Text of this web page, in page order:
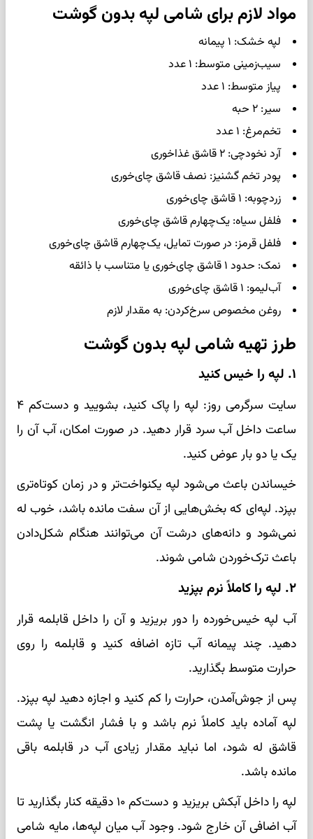
مواد لازم برای شامی لپه بدون گوشت
لپه خشک: ۱ پیمانه
سیب‌زمینی متوسط: ۱ عدد
پیاز متوسط: ۱ عدد
سیر: ۲ حبه
تخم‌مرغ: ۱ عدد
آرد نخودچی: ۲ قاشق غذاخوری
پودر تخم گشنیز: نصف قاشق چای‌خوری
زردچوبه: ۱ قاشق چای‌خوری
فلفل سیاه: یک‌چهارم قاشق چای‌خوری
فلفل قرمز: در صورت تمایل، یک‌چهارم قاشق چای‌خوری
نمک: حدود ۱ قاشق چای‌خوری یا متناسب با ذائقه
آب‌لیمو: ۱ قاشق چای‌خوری
روغن مخصوص سرخ‌کردن: به مقدار لازم
طرز تهیه شامی لپه بدون گوشت
۱. لپه را خیس کنید
سایت سرگرمی روز: لپه را پاک کنید، بشویید و دست‌کم ۴
ساعت داخل آب سرد قرار دهید. در صورت امکان، آب آن را
یک یا دو بار عوض کنید.
خیساندن باعث می‌شود لپه یکنواخت‌تر و در زمان کوتاه‌تری
بپزد. لپه‌ای که بخش‌هایی از آن سفت مانده باشد، خوب له
نمی‌شود و دانه‌های درشت آن می‌توانند هنگام شکل‌دادن
باعث ترک‌خوردن شامی شوند.
۲. لپه را کاملاً نرم بپزید
آب لپه خیس‌خورده را دور بریزید و آن را داخل قابلمه قرار
دهید. چند پیمانه آب تازه اضافه کنید و قابلمه را روی
حرارت متوسط بگذارید.
پس از جوش‌آمدن، حرارت را کم کنید و اجازه دهید لپه بپزد.
لپه آماده باید کاملاً نرم باشد و با فشار انگشت یا پشت
قاشق له شود، اما نباید مقدار زیادی آب در قابلمه باقی
مانده باشد.
لپه را داخل آبکش بریزید و دست‌کم ۱۰ دقیقه کنار بگذارید تا
آب اضافی آن خارج شود. وجود آب میان لپه‌ها، مایه شامی